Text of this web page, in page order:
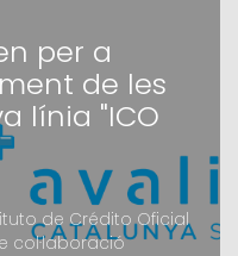
per a
de les
línia "ICO
de Crédito Oficial
col·laboració